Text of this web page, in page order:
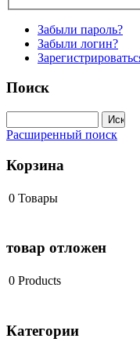
Забыли пароль?
Забыли логин?
Поиск
Расширенный поиск
Корзина
0 Товары
товар отложен
0 Products
Категории